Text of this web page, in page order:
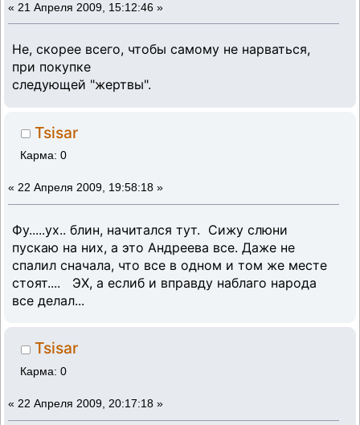
« 21 Апреля 2009, 15:12:46 »
Не, скорее всего, чтобы самому не нарваться,
при покупке
следующей "жертвы".
Tsisar
Карма: 0
« 22 Апреля 2009, 19:58:18 »
Фу.....ух.. блин, начитался тут. Сижу слюни
пускаю на них, а это Андреева все. Даже не
спалил сначала, что все в одном и том же месте
стоят.... ЭХ, а еслиб и вправду наблаго народа
все делал...
Tsisar
Карма: 0
« 22 Апреля 2009, 20:17:18 »